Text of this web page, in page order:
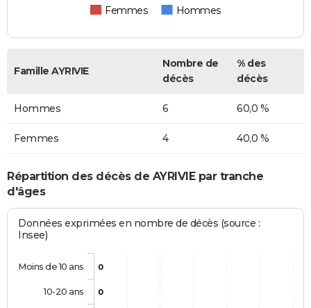
Femmes Hommes
Famille AYRIVIE
Nombre de
décès
% des
décès
Hommes 6 60,0 %
Femmes 4 40,0 %
Répartition des décès de AYRIVIE par tranche
d'âges
Données exprimées en nombre de décès (source :
Insee)
0
0
Moins de 10 ans
10-20 ans